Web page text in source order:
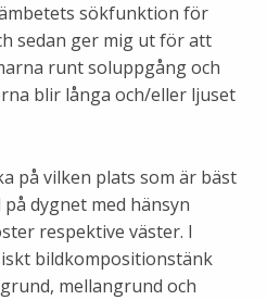
sökfunktion för
sedan ger mig ut för att
runt soluppgång och
blir långa och/eller ljuset
på vilken plats som är bäst
dygnet med hänsyn
respektive väster. I
bildkompositionstänk
mellangrund och